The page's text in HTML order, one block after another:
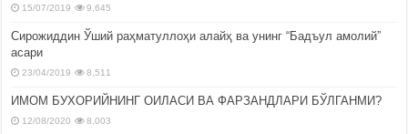
15/07/2019 9,645
Сирожиддин Ўший раҳматуллоҳи алайҳ ва унинг “Бадъул амолий”
асари
23/04/2019 8,511
ИМОМ БУХОРИЙНИНГ ОИЛАСИ ВА ФАРЗАНДЛАРИ БЎЛГАНМИ?
12/08/2020 8,003